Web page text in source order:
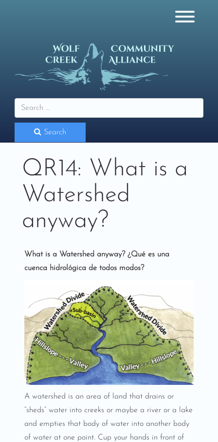
Search
QR14: What is a
Watershed
anyway?
What is a Watershed anyway? ¿Qué es una
cuenca hidrológica de todos modos?
A watershed is an area of land that drains or
“sheds” water into creeks or maybe a river or a lake
and empties that body of water into another body
of water at one point. Cup your hands in front of